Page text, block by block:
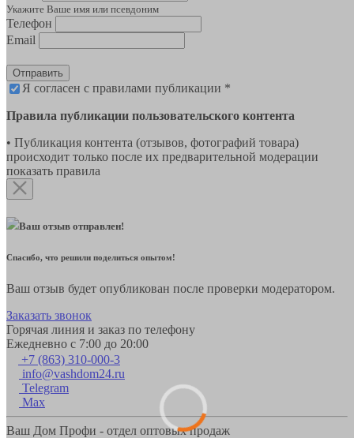
Укажите Ваше имя или псевдоним
Телефон
Email
Отправить
Я согласен с правилами публикации *
Правила публикации пользовательского контента
• Публикация контента (отзывов, фотографий товара)
происходит только после их предварительной модерации
показать правила
Ваш отзыв отправлен!
Спасибо, что решили поделиться опытом!
Ваш отзыв будет опубликован после проверки модератором.
Заказать звонок
Горячая линия и заказ по телефону
Ежедневно с 7:00 до 20:00
+7 (863) 310-000-3
info@vashdom24.ru
Telegram
Max
Ваш Дом Профи - отдел оптовых продаж